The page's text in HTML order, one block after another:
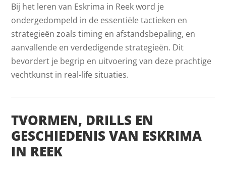
Bij het leren van Eskrima in Reek word je
ondergedompeld in de essentiële tactieken en
strategieën zoals timing en afstandsbepaling, en
aanvallende en verdedigende strategieën. Dit
bevordert je begrip en uitvoering van deze prachtige
vechtkunst in real-life situaties.
TVORMEN, DRILLS EN
GESCHIEDENIS VAN ESKRIMA
IN REEK